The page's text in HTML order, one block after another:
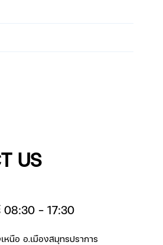
US
– 17:30
หนือ อ.เมืองสมุทรปราการ